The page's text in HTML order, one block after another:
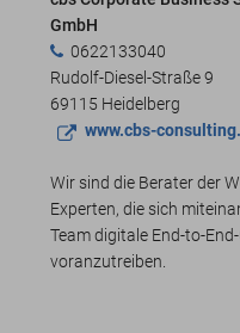
GmbH
0622133040
Rudolf-Diesel-Straße 9
69115 Heidelberg
www.cbs-
Wir sind die Berater der
Experten, die sich
Team digitale End-to-
voranzutreiben.